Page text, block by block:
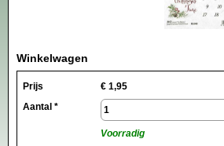
Winkelwagen
Prijs € 1,95
Aantal *
Voorradig